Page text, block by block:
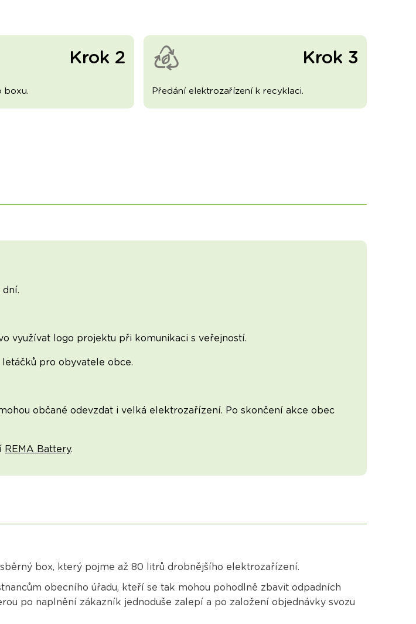
Krok 2
boxu.
Krok 3
Předání elektrozařízení k recyklaci.
dní.
využívat logo projektu při komunikaci s veřejností.
pro obyvatele obce.
občané odevzdat i velká elektrozařízení. Po skončení akce obec
REMA Battery.
box, který pojme až 80 litrů drobnějšího elektrozařízení.
obecního úřadu, kteří se tak mohou pohodlně zbavit odpadních
po naplnění zákazník jednoduše zalepí a po založení objednávky svozu